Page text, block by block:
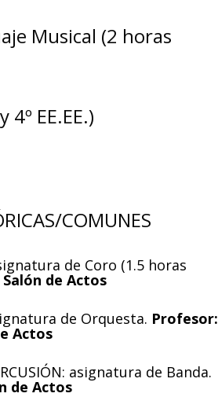
Musical (2 horas
EE.EE.)
COMUNES
de Coro (1.5 horas
de Actos
de Orquesta. Profesor:
Actos
asignatura de Banda.
de Actos